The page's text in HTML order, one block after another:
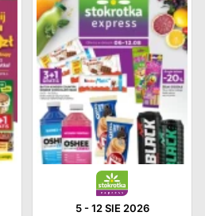
5-12 SIE 2026